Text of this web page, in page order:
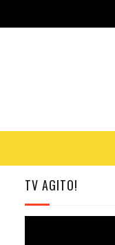
TV AGITO!